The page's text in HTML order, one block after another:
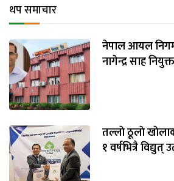
प्रोफाइल
ऊर्जा
विशेष
थप समाचार
नेपाल आयल
नागेन्द्र साह नियुक्त
तल्लाे ठूलाे
१ वर्षभित्रै विद्युत्